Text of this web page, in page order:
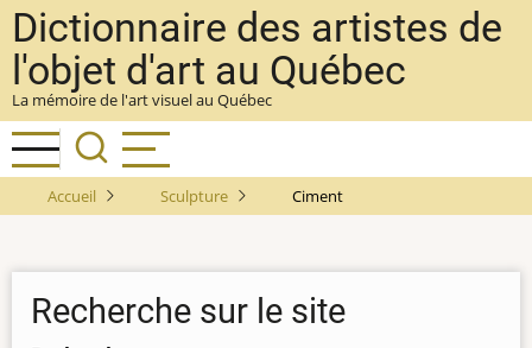
Aller
au
contenu
principal
Dictionnaire des artistes de
l'objet d'art au Québec
La mémoire de l'art visuel au Québec
Accueil Sculpture Ciment
Recherche sur le site